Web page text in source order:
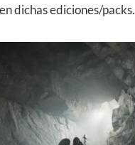
dichas ediciones/packs.